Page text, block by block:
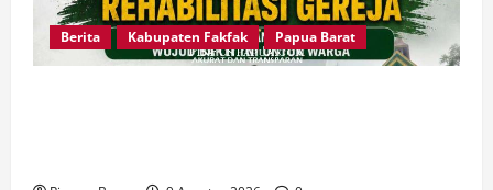
Berita Kabupaten Fakfak Papua Barat